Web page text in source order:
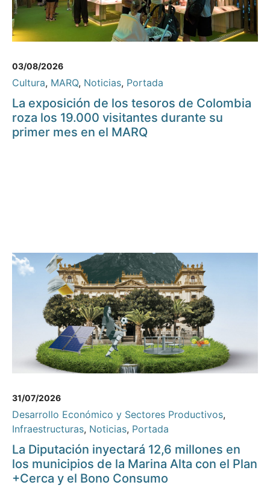
03/08/2026
Cultura, MARQ, Noticias, Portada
La exposición de los tesoros de Colombia
roza los 19.000 visitantes durante su
primer mes en el MARQ
31/07/2026
Desarrollo Económico y Sectores Productivos,
Infraestructuras, Noticias, Portada
La Diputación inyectará 12,6 millones en
los municipios de la Marina Alta con el Plan
+Cerca y el Bono Consumo